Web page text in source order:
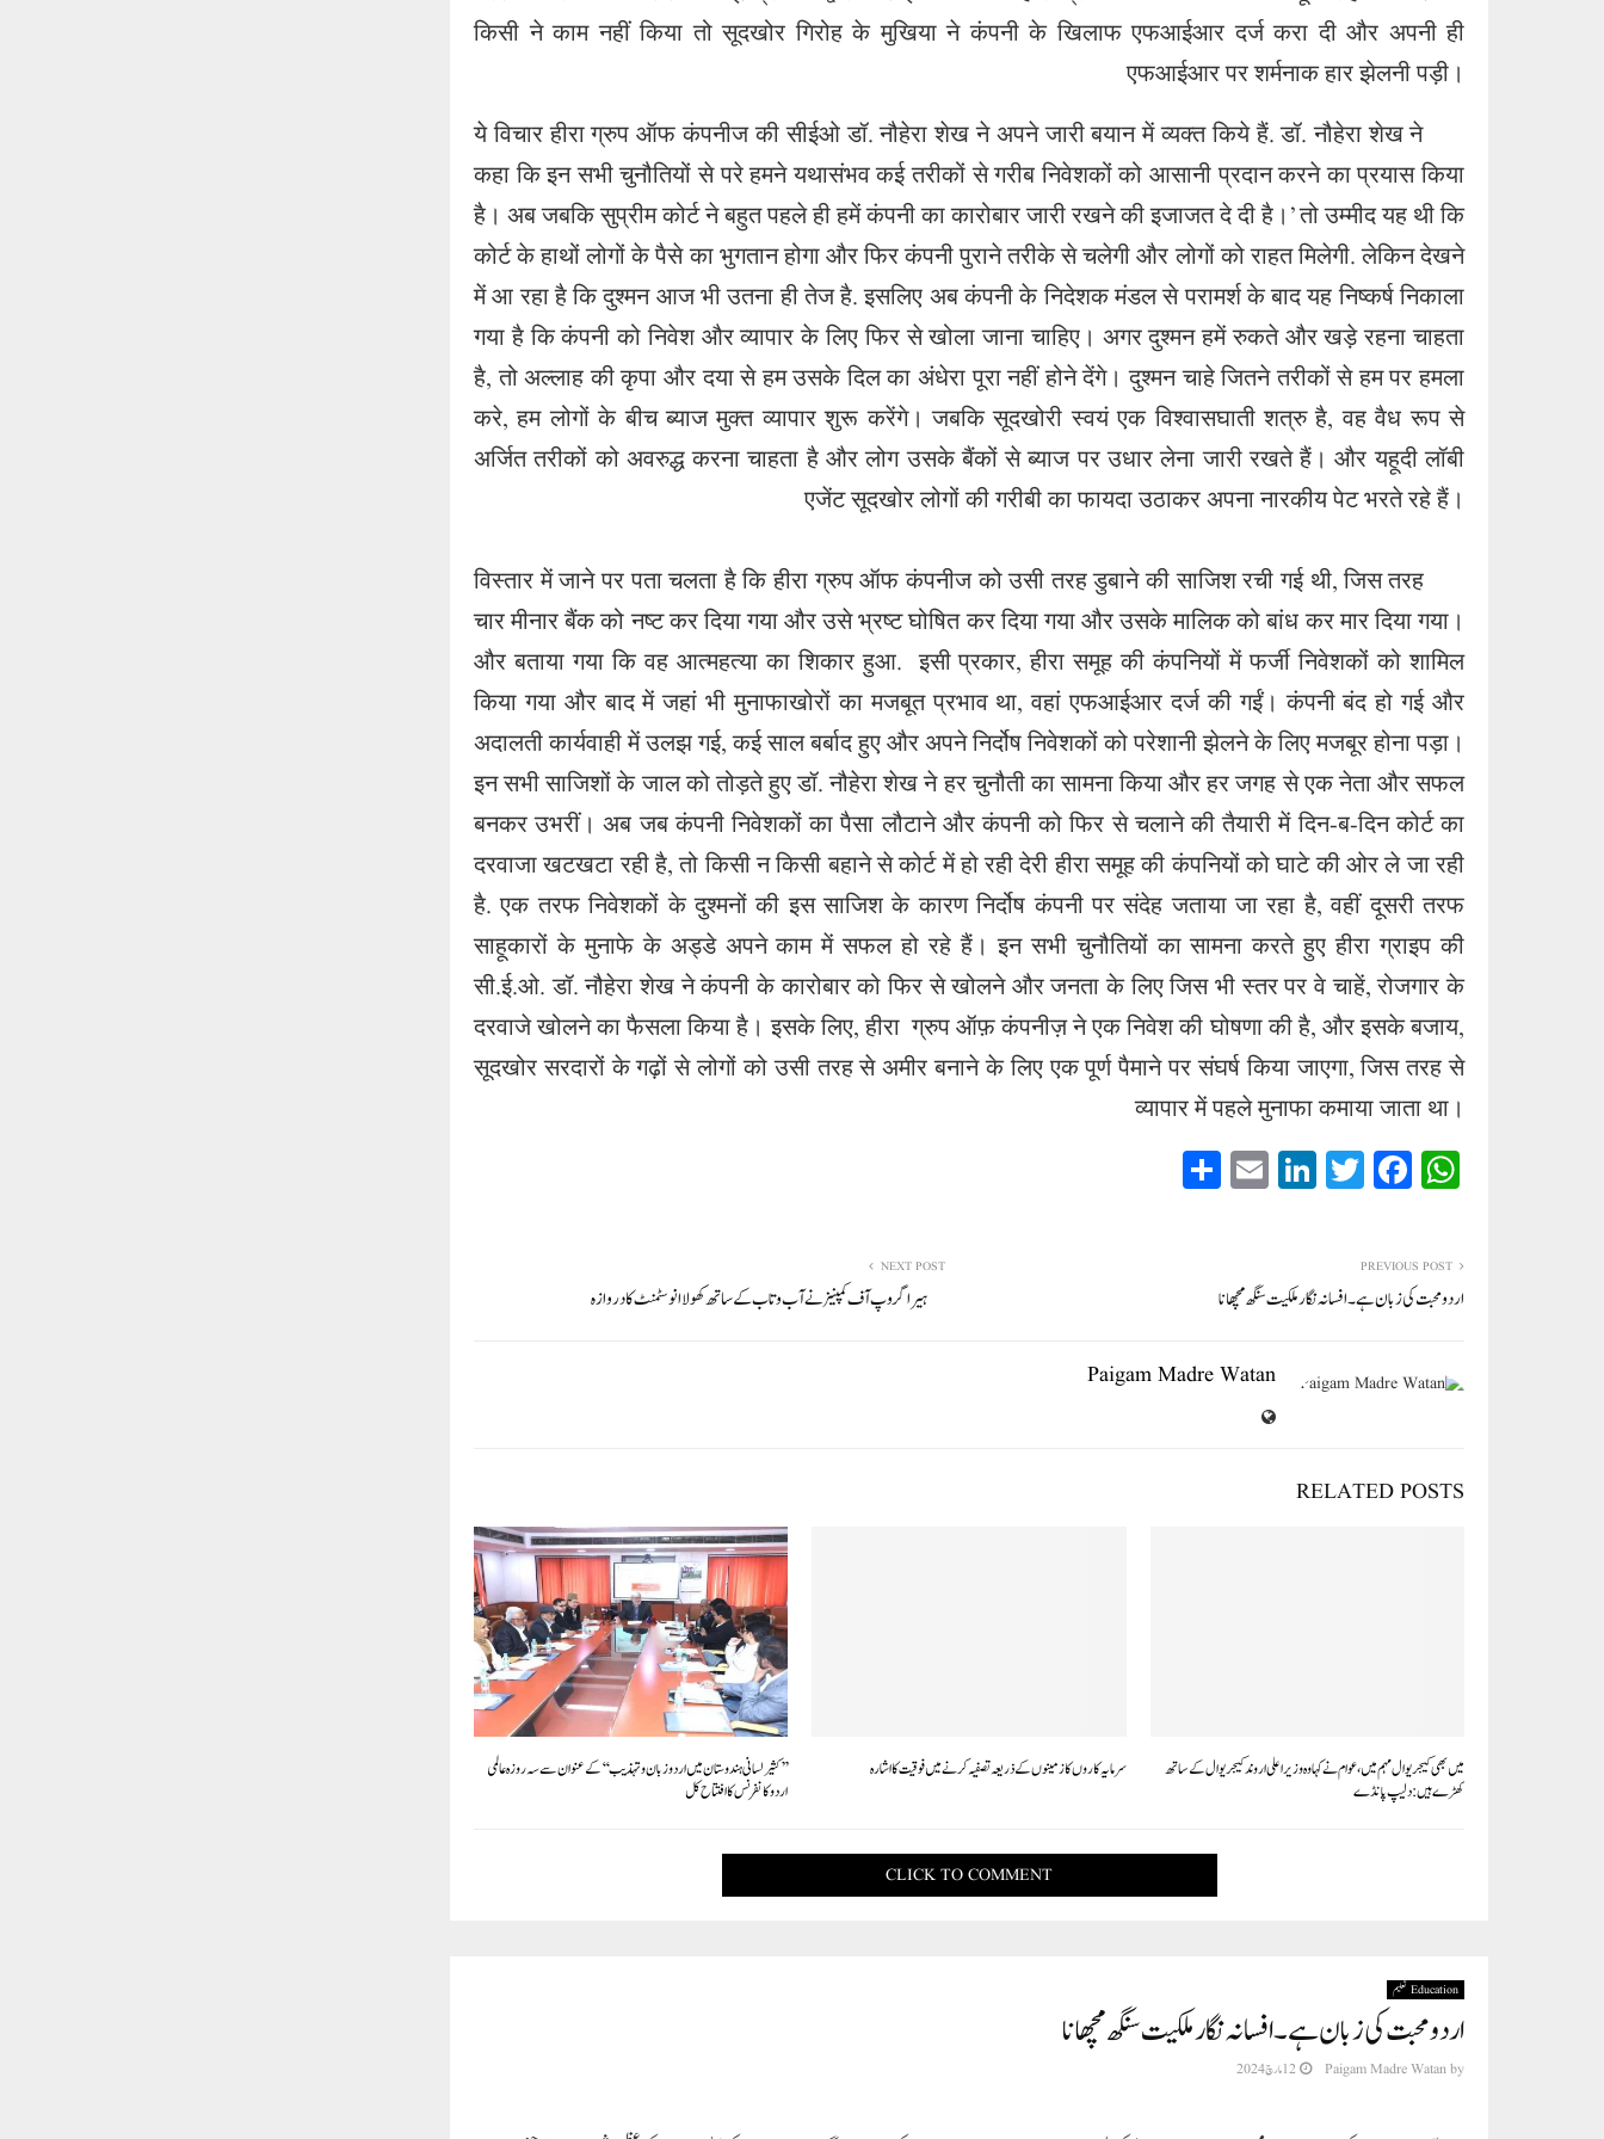
किसी ने काम नहीं किया तो सूदखोर गिरोह के मुखिया ने कंपनी के खिलाफ एफआईआर दर्ज करा दी और अपनी ही
एफआईआर पर शर्मनाक हार झेलनी पड़ी।
ये विचार हीरा ग्रुप ऑफ कंपनीज की सीईओ डॉ. नौहेरा शेख ने अपने जारी बयान में व्यक्त किये हैं. डॉ. नौहेरा शेख ने
कहा कि इन सभी चुनौतियों से परे हमने यथासंभव कई तरीकों से गरीब निवेशकों को आसानी प्रदान करने का प्रयास किया
है। अब जबकि सुप्रीम कोर्ट ने बहुत पहले ही हमें कंपनी का कारोबार जारी रखने की इजाजत दे दी है।’ तो उम्मीद यह थी कि
कोर्ट के हाथों लोगों के पैसे का भुगतान होगा और फिर कंपनी पुराने तरीके से चलेगी और लोगों को राहत मिलेगी. लेकिन देखने
में आ रहा है कि दुश्मन आज भी उतना ही तेज है. इसलिए अब कंपनी के निदेशक मंडल से परामर्श के बाद यह निष्कर्ष निकाला
गया है कि कंपनी को निवेश और व्यापार के लिए फिर से खोला जाना चाहिए। अगर दुश्मन हमें रुकते और खड़े रहना चाहता
है, तो अल्लाह की कृपा और दया से हम उसके दिल का अंधेरा पूरा नहीं होने देंगे। दुश्मन चाहे जितने तरीकों से हम पर हमला
करे, हम लोगों के बीच ब्याज मुक्त व्यापार शुरू करेंगे। जबकि सूदखोरी स्वयं एक विश्वासघाती शत्रु है, वह वैध रूप से
अर्जित तरीकों को अवरुद्ध करना चाहता है और लोग उसके बैंकों से ब्याज पर उधार लेना जारी रखते हैं। और यहूदी लॉबी
एजेंट सूदखोर लोगों की गरीबी का फायदा उठाकर अपना नारकीय पेट भरते रहे हैं।
विस्तार में जाने पर पता चलता है कि हीरा ग्रुप ऑफ कंपनीज को उसी तरह डुबाने की साजिश रची गई थी, जिस तरह
चार मीनार बैंक को नष्ट कर दिया गया और उसे भ्रष्ट घोषित कर दिया गया और उसके मालिक को बांध कर मार दिया गया।
और बताया गया कि वह आत्महत्या का शिकार हुआ. इसी प्रकार, हीरा समूह की कंपनियों में फर्जी निवेशकों को शामिल
किया गया और बाद में जहां भी मुनाफाखोरों का मजबूत प्रभाव था, वहां एफआईआर दर्ज की गईं। कंपनी बंद हो गई और
अदालती कार्यवाही में उलझ गई, कई साल बर्बाद हुए और अपने निर्दोष निवेशकों को परेशानी झेलने के लिए मजबूर होना पड़ा।
इन सभी साजिशों के जाल को तोड़ते हुए डॉ. नौहेरा शेख ने हर चुनौती का सामना किया और हर जगह से एक नेता और सफल
बनकर उभरीं। अब जब कंपनी निवेशकों का पैसा लौटाने और कंपनी को फिर से चलाने की तैयारी में दिन-ब-दिन कोर्ट का
दरवाजा खटखटा रही है, तो किसी न किसी बहाने से कोर्ट में हो रही देरी हीरा समूह की कंपनियों को घाटे की ओर ले जा रही
है. एक तरफ निवेशकों के दुश्मनों की इस साजिश के कारण निर्दोष कंपनी पर संदेह जताया जा रहा है, वहीं दूसरी तरफ
साहूकारों के मुनाफे के अड्डे अपने काम में सफल हो रहे हैं। इन सभी चुनौतियों का सामना करते हुए हीरा ग्राइप की
सी.ई.ओ. डॉ. नौहेरा शेख ने कंपनी के कारोबार को फिर से खोलने और जनता के लिए जिस भी स्तर पर वे चाहें, रोजगार के
दरवाजे खोलने का फैसला किया है। इसके लिए, हीरा ग्रुप ऑफ़ कंपनीज़ ने एक निवेश की घोषणा की है, और इसके बजाय,
सूदखोर सरदारों के गढ़ों से लोगों को उसी तरह से अमीर बनाने के लिए एक पूर्ण पैमाने पर संघर्ष किया जाएगा, जिस तरह से
व्यापार में पहले मुनाफा कमाया जाता था।
W
ha
A
pp
Fa
ce
ok
T
wi
r
Li
nk
In
E
m
PREVIOUS POST
اردو محبت کی زبان ہے۔ افسانہ نگار ملکیت سنگھ مچھانا
NEXT POST
ہیرا گروپ آف کمپنیز نے آب و تاب کے ساتھ کھولا انوسٹمنٹ کا دروازہ
Paigam Madre Watan
RELATED POSTS
میں بھی کیجریوال مہم میں، عوام نے کہا وہ وزیر اعلی اروند کیجریوال کے ساتھ
کھڑے ہیں: دلیپ پانڈے
سرمایہ کاروں کا زمینوں کے ذریعہ تصفیہ کرنے میں فوقیت کا اشارہ
’’کثیر لسانی ہندوستان میں اردو زبان و تہذیب‘‘کے عنوان سے سہ روزہ عالمی
اردو کانفرنس کا افتتاح کل
CLICK TO COMMENT
Education تعلیم
اردو محبت کی زبان ہے۔ افسانہ نگار ملکیت سنگھ مچھانا
by
Paigam Madre Watan 12 مارچ 2024